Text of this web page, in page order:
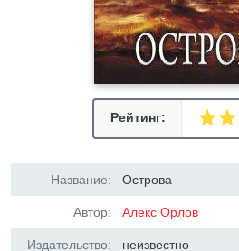
Рейтинг:
Название: Острова
Автор: Алекс Орлов
Издательство: неизвестно